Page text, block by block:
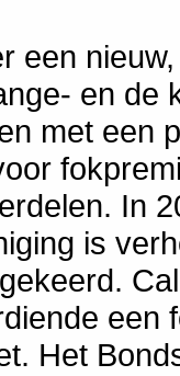
een
en de
met een
In
is
een
Het